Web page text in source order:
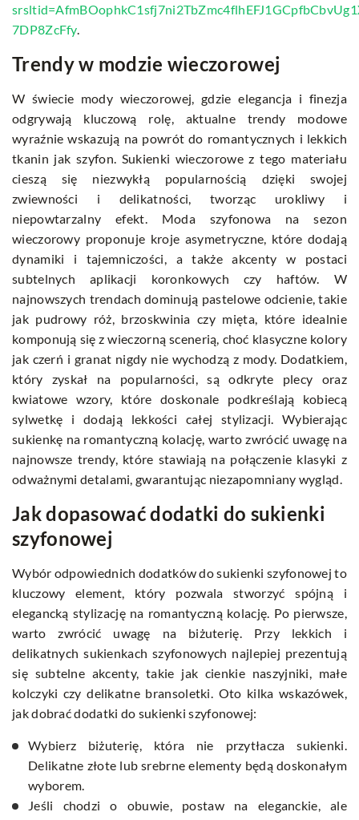
7DP8ZcFfy.
Trendy w modzie wieczorowej
W świecie mody wieczorowej, gdzie elegancja i finezja
odgrywają kluczową rolę, aktualne trendy modowe
wyraźnie wskazują na powrót do romantycznych i lekkich
tkanin jak szyfon. Sukienki wieczorowe z tego materiału
cieszą się niezwykłą popularnością dzięki swojej
zwiewności i delikatności, tworząc urokliwy i
niepowtarzalny efekt. Moda szyfonowa na sezon
wieczorowy proponuje kroje asymetryczne, które dodają
dynamiki i tajemniczości, a także akcenty w postaci
subtelnych aplikacji koronkowych czy haftów. W
najnowszych trendach dominują pastelowe odcienie, takie
jak pudrowy róż, brzoskwinia czy mięta, które idealnie
komponują się z wieczorną scenerią, choć klasyczne kolory
jak czerń i granat nigdy nie wychodzą z mody. Dodatkiem,
który zyskał na popularności, są odkryte plecy oraz
kwiatowe wzory, które doskonale podkreślają kobiecą
sylwetkę i dodają lekkości całej stylizacji. Wybierając
sukienkę na romantyczną kolację, warto zwrócić uwagę na
najnowsze trendy, które stawiają na połączenie klasyki z
odważnymi detalami, gwarantując niezapomniany wygląd.
Jak dopasować dodatki do sukienki
szyfonowej
Wybór odpowiednich dodatków do sukienki szyfonowej to
kluczowy element, który pozwala stworzyć spójną i
elegancką stylizację na romantyczną kolację. Po pierwsze,
warto zwrócić uwagę na biżuterię. Przy lekkich i
delikatnych sukienkach szyfonowych najlepiej prezentują
się subtelne akcenty, takie jak cienkie naszyjniki, małe
kolczyki czy delikatne bransoletki. Oto kilka wskazówek,
jak dobrać dodatki do sukienki szyfonowej:
Wybierz biżuterię, która nie przytłacza sukienki.
Delikatne złote lub srebrne elementy będą doskonałym
wyborem.
Jeśli chodzi o obuwie, postaw na eleganckie, ale